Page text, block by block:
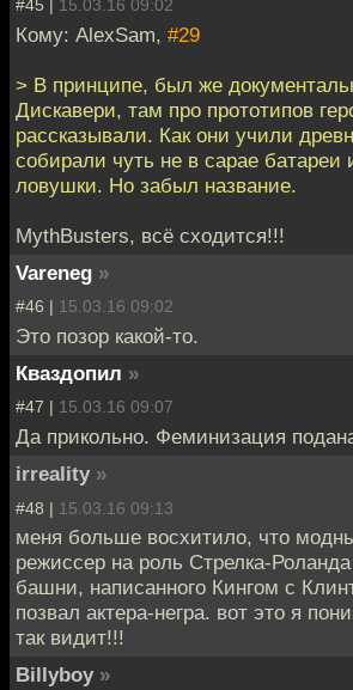
#45 | 15.03.16 09:02
Кому: AlexSam, #29
> В принципе, был же
Дискавери, там про прототипов
рассказывали. Как они учили
собирали чуть не в сарае батареи
ловушки. Но забыл название.
MythBusters, всё сходится!!!
Vareneg »
#46 | 15.03.16 09:02
Это позор какой-то.
Кваздопил »
#47 | 15.03.16 09:07
Да прикольно. Феминизация
irreality »
#48 | 15.03.16 09:13
меня больше восхитило, что
режиссер на роль Стрелка-
башни, написанного Кингом с
позвал актера-негра. вот это я
так видит!!!
Billyboy »